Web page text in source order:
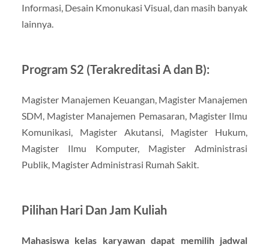
Informasi, Desain Kmonukasi Visual, dan masih banyak
lainnya.
Program S2 (Terakreditasi A dan B):
Magister Manajemen Keuangan, Magister Manajemen
SDM, Magister Manajemen Pemasaran, Magister Ilmu
Komunikasi, Magister Akutansi, Magister Hukum,
Magister Ilmu Komputer, Magister Administrasi
Publik, Magister Administrasi Rumah Sakit.
Pilihan Hari Dan Jam Kuliah
Mahasiswa kelas karyawan dapat memilih jadwal